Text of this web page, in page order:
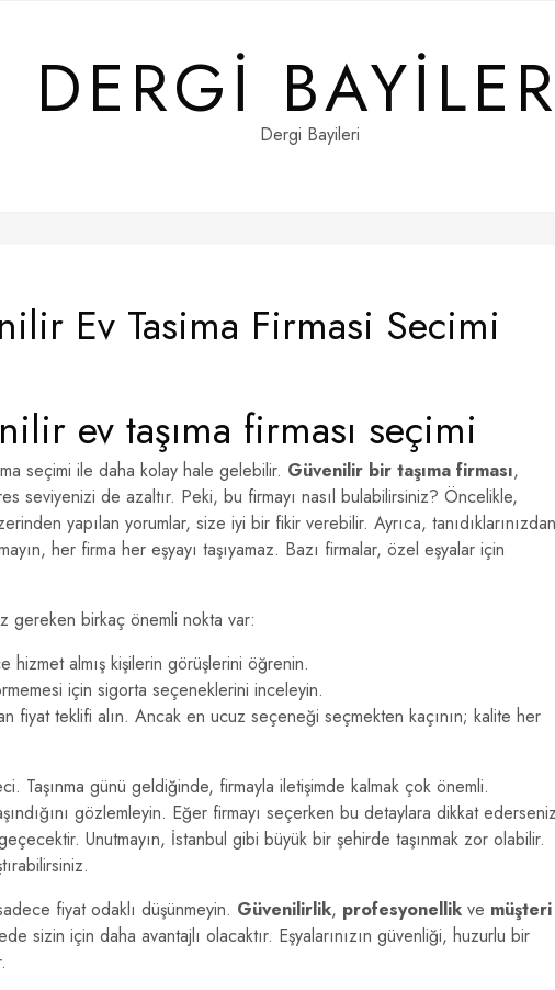
DERGIDergi Bayileri
Ev Tasima Firmasi Secimi
ev taşıma firması seçimi
seçimi ile daha kolay hale gelebilir. Güvenilir bir taşıma firması,
seviyenizi de azaltır. Peki, bu firmayı nasıl bulabilirsiniz? Öncelikle,
yapılan yorumlar, size iyi bir fikir verebilir. Ayrıca, tanıdıklarınızdan
her firma her eşyayı taşıyamaz. Bazı firmalar, özel eşyalar için
gereken birkaç önemli nokta var:
hizmet almış kişilerin görüşlerini öğrenin.
için sigorta seçeneklerini inceleyin.
fiyat teklifi alın. Ancak en ucuz seçeneği seçmekten kaçının; kalite her
Taşınma günü geldiğinde, firmayla iletişimde kalmak çok önemli.
gözlemleyin. Eğer firmayı seçerken bu detaylara dikkat
Unutmayın, İstanbul gibi büyük bir şehirde taşınmak zor olabilir.
fiyat odaklı düşünmeyin. Güvenilirlik, profesyonellik ve müşteri
sizin için daha avantajlı olacaktır. Eşyalarınızın güvenliği, huzurlu bir